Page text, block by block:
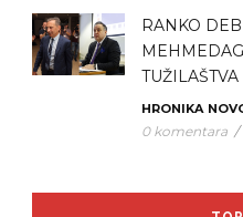
RANKO
TUŽILAŠTVA
HRONIKA
0 komentara /